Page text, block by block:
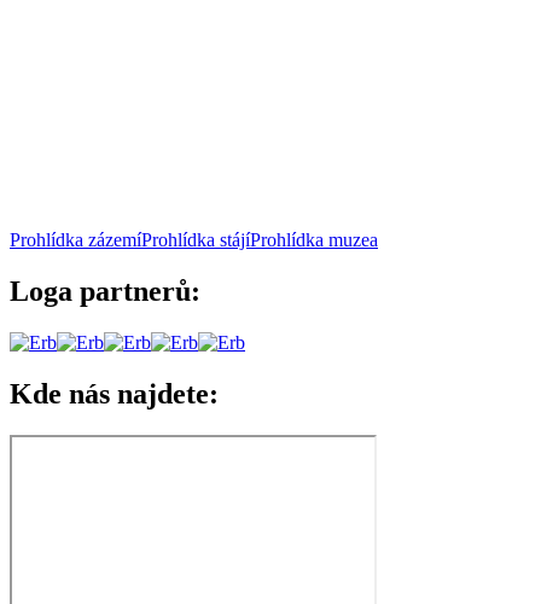
Prohlídka zázemíProhlídka stájíProhlídka muzea
Loga partnerů:
Kde nás najdete: